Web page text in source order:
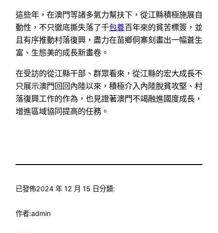
這些年，在澳門等諸多氣力幫扶下，從江縣積極施展自
動性，不只徹底撕失落了千包養百年來的貧苦標簽，並
且有序推動村落復興，盡力在苗鄉侗寨刻畫出一幅蒼生
富、生態美的成長新畫卷。
在受訪的從江縣干部、群眾看來，從江縣的宏大成長不
只展示澳門回回內陸以來，積極介入內陸脫貧攻堅、村
落復興工作的作為，也見證著澳門不竭融進國度成長，
增進區域協同提高的任務。
已發佈2024 年 12 月 15 日分類:
作者:admin